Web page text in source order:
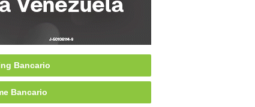
Bancario
Bancario